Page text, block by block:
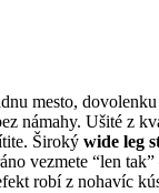
mesto,
námahy. Ušité z
Široký wide leg
vezmete “len
robí z nohavíc